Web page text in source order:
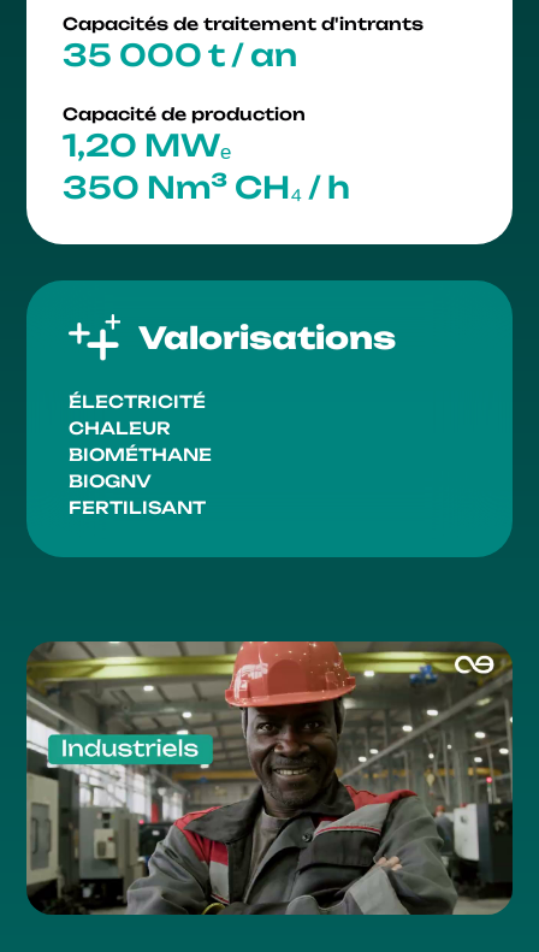
Capacités de traitement d'intrants
35 000 t / an
Capacité de production
1,20 MWₑ
350 Nm³ CH₄ / h
Valorisations
ÉLECTRICITÉ
CHALEUR
BIOMÉTHANE
BIOGNV
FERTILISANT